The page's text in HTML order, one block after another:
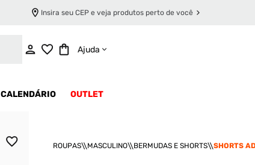
Insira seu CEP e veja produtos perto de você
Ajuda
CALENDÁRIO OUTLET
ROUPAS MASCULINO BERMUDAS E SHORTS
SHORTS